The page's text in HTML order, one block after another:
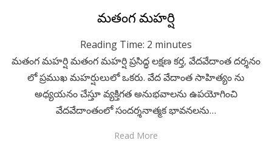
Posted
on
April 3, 2023
Telugu
మతంగ మహర్షి
Reading Time: 2 minutes
మతంగ మహర్షి మతంగ మహర్షి ప్రసిద్ధ లక్షణ కర్త, వేదవేదాంత దర్శనం
లో ప్రముఖ మహర్షులులో ఒకరు. వేద వేదాంత సాహిత్యం ను
అధ్యయనం చేస్తూ వ్యక్తిగత అనుభవాలను ఉపయోగించి
వేదవేదాంతంలో సందర్శనాత్మక భావనలను…
Read More